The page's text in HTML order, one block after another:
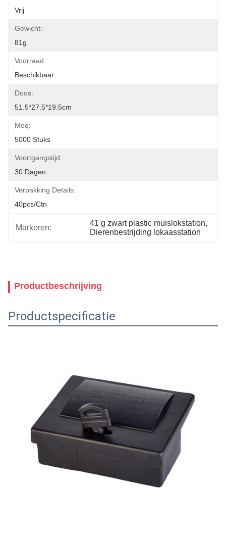
Vrij
Gewicht:
81g
Voorraad:
Beschikbaar
Doos:
51.5*27.5*19.5cm
Moq:
5000 Stuks
Voortgangstijd:
30 Dagen
Verpakking Details:
40pcs/ctn
Markeren:
41 g zwart plastic muislokstation
Dierenbestrijding lokaasstation
Productbeschrijving
Productspecificatie